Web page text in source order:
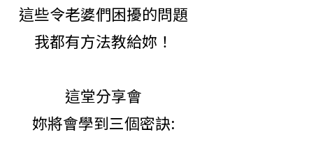
這些令老婆們困擾的問題
我都有方法教給妳！
這堂分享會
妳將會學到三個密訣: